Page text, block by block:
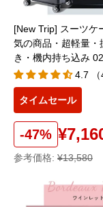
[New Trip] スーツケ
気の商品・超軽量・
き・機内持ち込み
4.7 （
タイムセール
-47%
参考価格: ¥13,580